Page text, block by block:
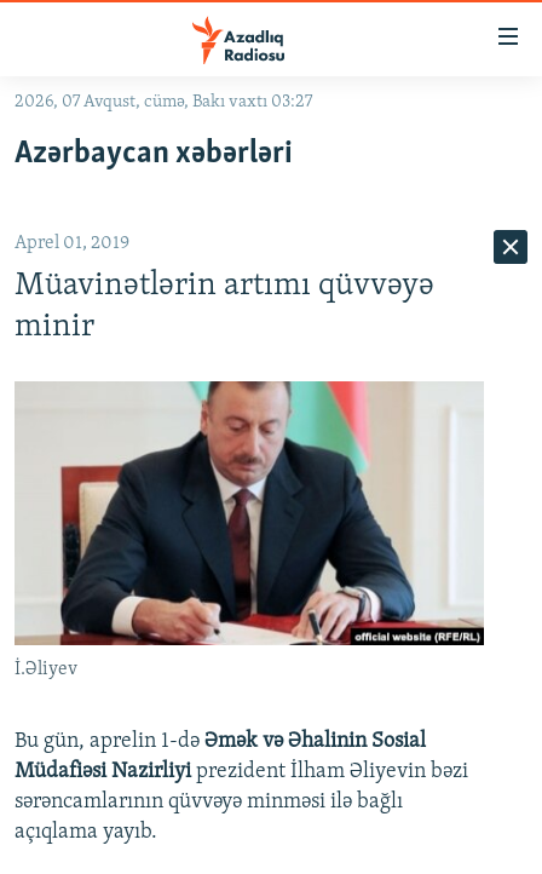
Əsas
qayıt
qayıt
Axtarışa
#ƏSLINDƏ
VIDEO
FOTOQALEREYA
İNFOQRAFIKA
KARIKATURA
RADIO ARXIV
OXU ZALI
AZƏRBAYCAN ƏDƏBIYYATI KITABXANASI
İSLAM VƏ DEMOKRATIYA
HAQQIMIZDA
MISSIYAMIZ
PEŞƏ ETIKASI VƏ JURNALISTIKA STANDARTLARIMIZ
BIZIMLƏ ƏLAQƏ
XƏBƏR BÜLLETENLƏRIMIZ
BIZI IZLƏ
2026, 07 Avqust, cümə, Bakı vaxtı 03:27
Azərbaycan xəbərləri
Aprel 01, 2019
Müavinətlərin artımı qüvvəyə
minir
İ.Əliyev
Bu gün, aprelin 1-də Əmək və Əhalinin Sosial
Müdafiəsi Nazirliyiprezident İlham Əliyevin bəzi
sərəncamlarının qüvvəyə minməsi ilə bağlı
açıqlama yayıb.